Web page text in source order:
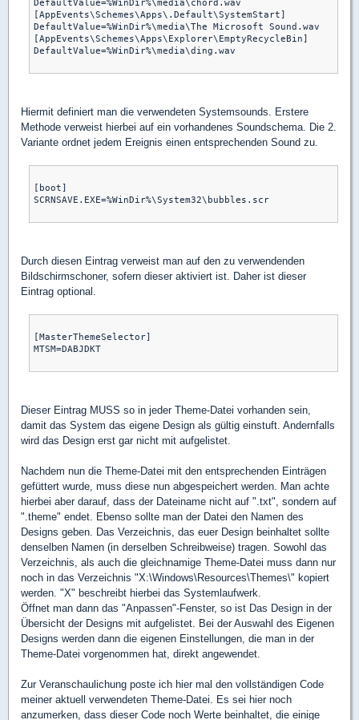
DefaultValue=%WinDir%\media\chord.wav
[AppEvents\Schemes\Apps\.Default\SystemStart]
DefaultValue=%WinDir%\media\The Microsoft Sound.wav
[AppEvents\Schemes\Apps\Explorer\EmptyRecycleBin]
DefaultValue=%WinDir%\media\ding.wav
Hiermit definiert man die verwendeten Systemsounds. Erstere
Methode verweist hierbei auf ein vorhandenes Soundschema. Die 2.
Variante ordnet jedem Ereignis einen entsprechenden Sound zu.
[boot]
SCRNSAVE.EXE=%WinDir%\System32\bubbles.scr
Durch diesen Eintrag verweist man auf den zu verwendenden
Bildschirmschoner, sofern dieser aktiviert ist. Daher ist dieser
Eintrag optional.
[MasterThemeSelector]
MTSM=DABJDKT
Dieser Eintrag MUSS so in jeder Theme-Datei vorhanden sein,
damit das System das eigene Design als gültig einstuft. Andernfalls
wird das Design erst gar nicht mit aufgelistet.
Nachdem nun die Theme-Datei mit den entsprechenden Einträgen
gefüttert wurde, muss diese nun abgespeichert werden. Man achte
hierbei aber darauf, dass der Dateiname nicht auf ".txt", sondern auf
".theme" endet. Ebenso sollte man der Datei den Namen des
Designs geben. Das Verzeichnis, das euer Design beinhaltet sollte
denselben Namen (in derselben Schreibweise) tragen. Sowohl das
Verzeichnis, als auch die gleichnamige Theme-Datei muss dann nur
noch in das Verzeichnis "X:\Windows\Resources\Themes\" kopiert
werden. "X" beschreibt hierbei das Systemlaufwerk.
Öffnet man dann das "Anpassen"-Fenster, so ist Das Design in der
Übersicht der Designs mit aufgelistet. Bei der Auswahl des Eigenen
Designs werden dann die eigenen Einstellungen, die man in der
Theme-Datei vorgenommen hat, direkt angewendet.
Zur Veranschaulichung poste ich hier mal den vollständigen Code
meiner aktuell verwendeten Theme-Datei. Es sei hier noch
anzumerken, dass dieser Code noch Werte beinhaltet, die einige